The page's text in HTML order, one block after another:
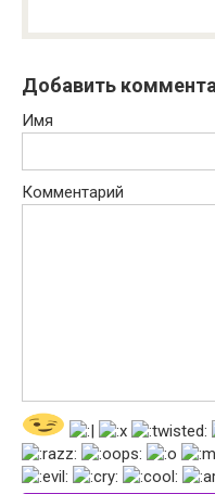
Добавить
Имя
Комментарий